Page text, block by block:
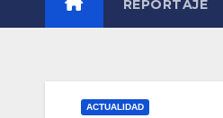
REPORTAJE
ACTUALIDAD